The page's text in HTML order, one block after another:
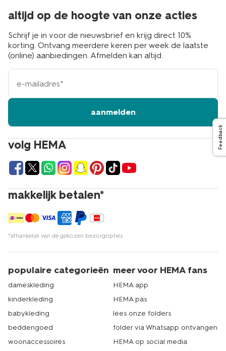
volg HEMA
makkelijk betalen*
*afhankelijk van de gekozen bezorgopties
altijd op de hoogte van onze acties
Schrijf je in voor de nieuwsbrief en krijg direct 10%
korting. Ontvang meerdere keren per week de laatste
(online) aanbiedingen. Afmelden kan altijd.
e-
mailadres
aanmelden
populaire categorieën
dameskleding
kinderkleding
babykleding
beddengoed
woonaccessoires
meer voor HEMA fans
HEMA app
HEMA pas
lees onze folders
folder via Whatsapp ontvangen
HEMA op social media
Feedback